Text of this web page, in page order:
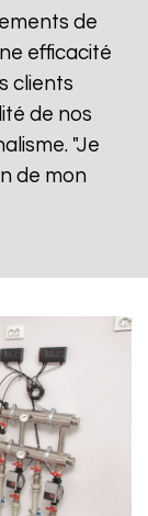
de
efficacité
clients
de nos
"Je
de mon